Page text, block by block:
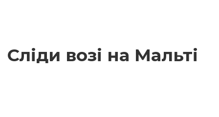
Сліди возі на Мальті